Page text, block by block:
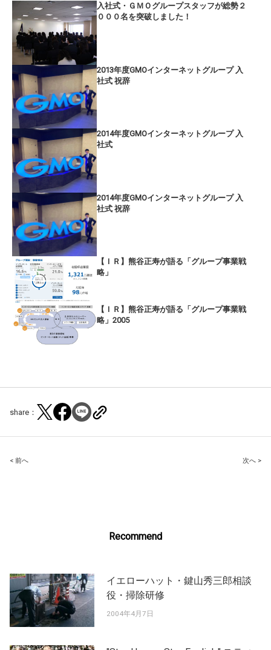
入社式・ＧＭＯグループスタッフが総勢２
０００名を突破しました！
2013年度GMOインターネットグループ 入
社式 祝辞
2014年度GMOインターネットグループ 入
社式
2014年度GMOインターネットグループ 入
社式 祝辞
【ＩＲ】熊谷正寿が語る「グループ事業戦
略」
【ＩＲ】熊谷正寿が語る「グループ事業戦
略」2005
share：
Post
< 前へ 次へ >
Recommend
イエローハット・鍵山秀三郎相談
役・掃除研修
2004年4月7日